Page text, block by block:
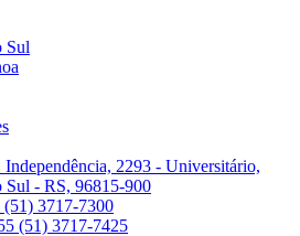
Sul
Independência, 2293 - Universitário,
Sul - RS, 96815-900
3717-7300
(51) 3717-7425